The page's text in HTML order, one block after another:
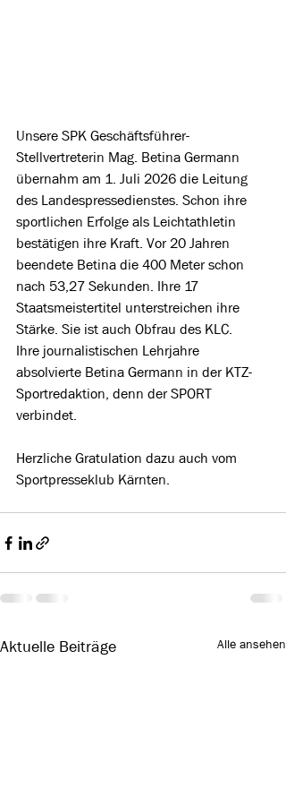
Unsere SPK Geschäftsführer-
Stellvertreterin Mag. Betina Germann
übernahm am 1. Juli 2026 die Leitung
des Landespressedienstes. Schon ihre
sportlichen Erfolge als Leichtathletin
bestätigen ihre Kraft. Vor 20 Jahren
beendete Betina die 400 Meter schon
nach 53,27 Sekunden. Ihre 17
Staatsmeistertitel unterstreichen ihre
Stärke. Sie ist auch Obfrau des KLC.
Ihre journalistischen Lehrjahre
absolvierte Betina Germann in der KTZ-
Sportredaktion, denn der SPORT
verbindet.
Herzliche Gratulation dazu auch vom
Sportpresseklub Kärnten.
Aktuelle Beiträge Alle ansehen